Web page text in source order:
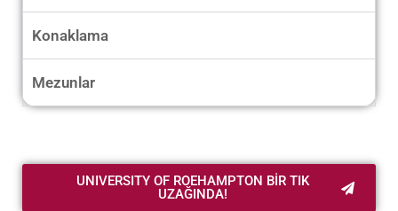
Konaklama
Mezunlar
UNIVERSITY OF ROEHAMPTON BİR TIK
UZAĞINDA!